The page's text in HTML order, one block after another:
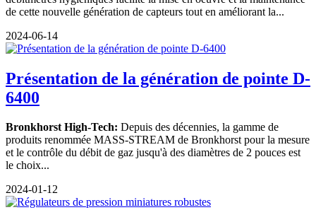
de cette nouvelle génération de capteurs tout en améliorant la...
2024-06-14
Présentation de la génération de pointe D-
6400
Bronkhorst High-Tech: Depuis des décennies, la gamme de
produits renommée MASS-STREAM de Bronkhorst pour la mesure
et le contrôle du débit de gaz jusqu'à des diamètres de 2 pouces est
le choix...
2024-01-12